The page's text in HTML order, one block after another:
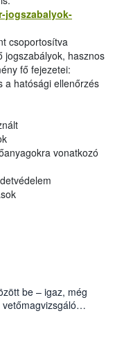
jogszabalyok-
csoportosítva
jogszabályok, hasznos
fő fejezetei:
a hatósági ellenőrzés
vonatkozó
be – igaz, még
Győző által